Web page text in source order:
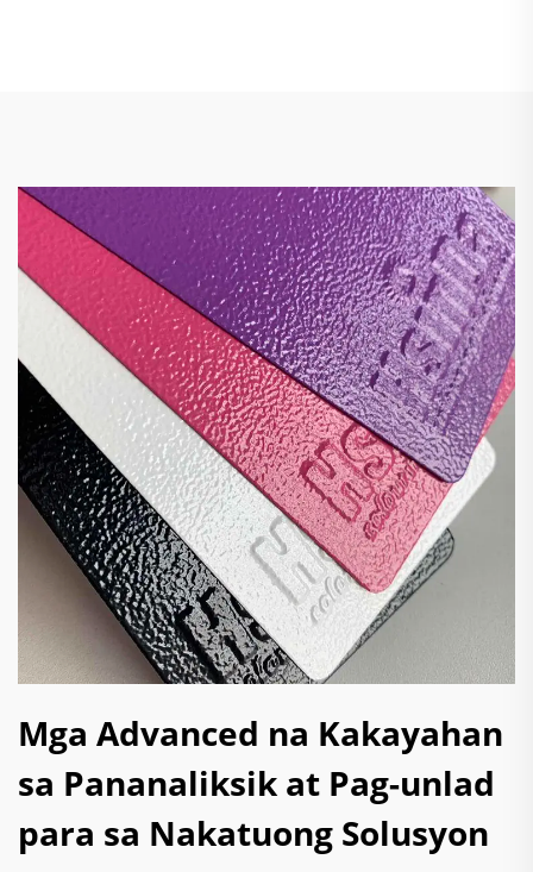
Mga Advanced na Kakayahan
sa Pananaliksik at Pag-unlad
para sa Nakatuong Solusyon